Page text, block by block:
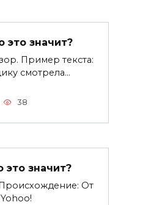
значит?
Пример текста:
смотрела…
38
это значит?
От